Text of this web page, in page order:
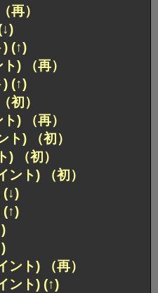
再）
(↑)
) （再）
(↑)
初）
) （再）
) （初）
（初）
ト) （初）
(↓)
(↑)
ト) （再）
ント) (↑)